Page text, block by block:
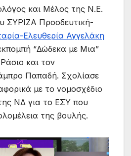
και Μέλος της Ν.Ε.
ΣΥΡΙΖΑ Προοδευτική-
Ελευθερία Αγγελάκη
“Δώδεκα με Μια”
και τον
Παπαδή. Σχολίασε
με το νομοσχέδιο
ΝΔ για το ΕΣΥ που
της βουλής.